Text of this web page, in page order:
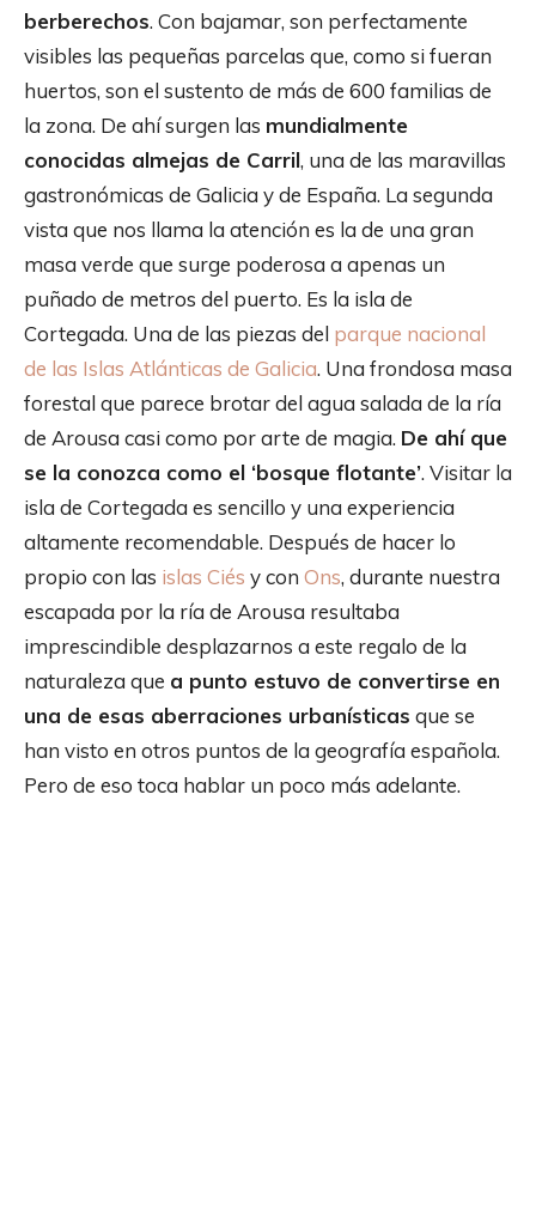
berberechos. Con bajamar, son perfectamente
visibles las pequeñas parcelas que, como si fueran
huertos, son el sustento de más de 600 familias de
la zona. De ahí surgen las mundialmente
conocidas almejas de Carril, una de las maravillas
gastronómicas de Galicia y de España. La segunda
vista que nos llama la atención es la de una gran
masa verde que surge poderosa a apenas un
puñado de metros del puerto. Es la isla de
Cortegada. Una de las piezas del parque nacional
de las Islas Atlánticas de Galicia. Una frondosa masa
forestal que parece brotar del agua salada de la ría
de Arousa casi como por arte de magia. De ahí que
se la conozca como el ‘bosque flotante’. Visitar la
isla de Cortegada es sencillo y una experiencia
altamente recomendable. Después de hacer lo
propio con las islas Ciés y con Ons, durante nuestra
escapada por la ría de Arousa resultaba
imprescindible desplazarnos a este regalo de la
naturaleza que a punto estuvo de convertirse en
una de esas aberraciones urbanísticas que se
han visto en otros puntos de la geografía española.
Pero de eso toca hablar un poco más adelante.